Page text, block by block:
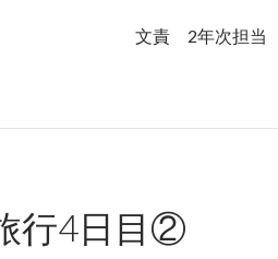
文責 2年次担当
行4日目②